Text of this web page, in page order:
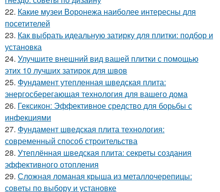
22. Какие музеи Воронежа наиболее интересны для
посетителей
23. Как выбрать идеальную затирку для плитки: подбор и
установка
24. Улучшите внешний вид вашей плитки с помощью
этих 10 лучших затирок для швов
25. Фундамент утепленная шведская плита:
энергосберегающая технология для вашего дома
26. Гексикон: Эффективное средство для борьбы с
инфекциями
27. Фундамент шведская плита технология:
современный способ строительства
28. Утеплённая шведская плита: секреты создания
эффективного отопления
29. Сложная ломаная крыша из металлочерепицы:
советы по выбору и установке